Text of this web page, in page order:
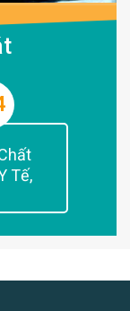
Tế,